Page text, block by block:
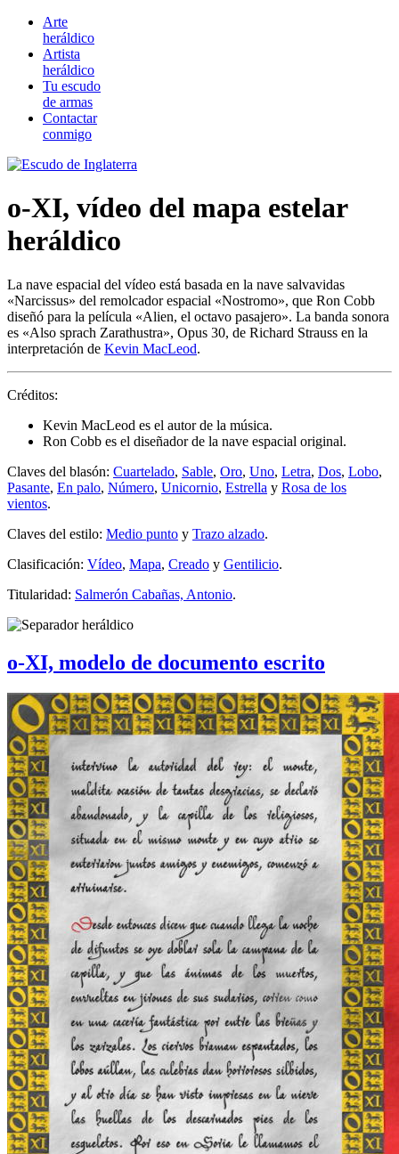
Arte
heráldico
Artista
heráldico
Tu escudo
de armas
Contactar
conmigo
o-XI, vídeo del mapa estelar
heráldico
La nave espacial del vídeo está basada en la nave salvavidas
«Narcissus» del remolcador espacial «Nostromo», que Ron Cobb
diseñó para la película «Alien, el octavo pasajero». La banda sonora
es «Also sprach Zarathustra», Opus 30, de Richard Strauss en la
interpretación de Kevin MacLeod.
Créditos:
Kevin MacLeod es el autor de la música.
Ron Cobb es el diseñador de la nave espacial original.
Claves del blasón: Cuartelado, Sable, Oro, Uno, Letra, Dos, Lobo,
Pasante, En palo, Número, Unicornio, Estrella y Rosa de los
vientos.
Claves del estilo: Medio punto y Trazo alzado.
Clasificación: Vídeo, Mapa, Creado y Gentilicio.
Titularidad: Salmerón Cabañas, Antonio.
o-XI, modelo de documento escrito